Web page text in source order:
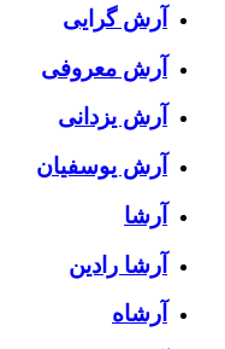
آرش گرایی
آرش معروفی
آرش یزدانی
آرش یوسفیان
آرشا
آرشا رادین
آرشاه